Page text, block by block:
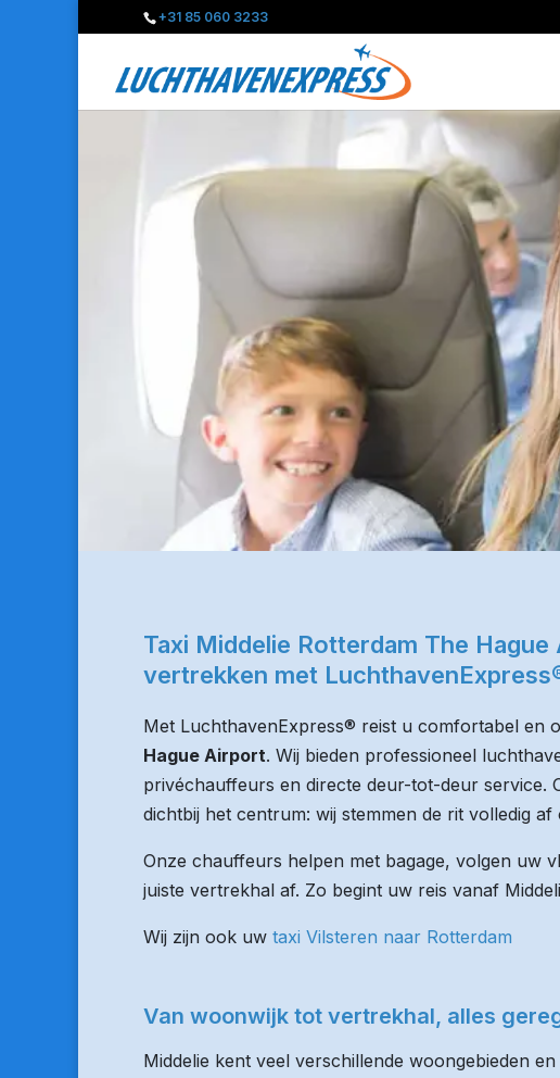
+31 85 060 3233
Taxi Middelie Rotterdam The
vertrekken met
Met LuchthavenExpress® reist u comfortabel en
Hague Airport. Wij bieden professioneel
privéchauffeurs en directe deur-tot-deur
dichtbij het centrum: wij stemmen de rit volledig
Onze chauffeurs helpen met bagage, volgen uw
juiste vertrekhal af. Zo begint uw reis vanaf
Wij zijn ook uw taxi Vilsteren naar Rotterdam
Van woonwijk tot vertrekhal, alles
Middelie kent veel verschillende woongebieden